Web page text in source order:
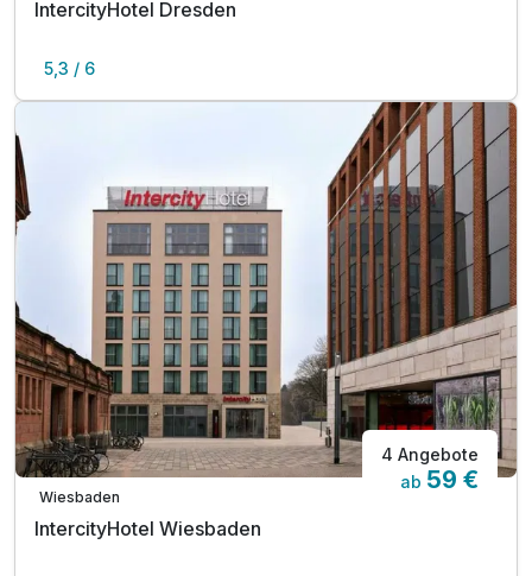
IntercityHotel Dresden
5,3 / 6
Wiesbaden
4 Angebote
ab 59 €
IntercityHotel Wiesbaden